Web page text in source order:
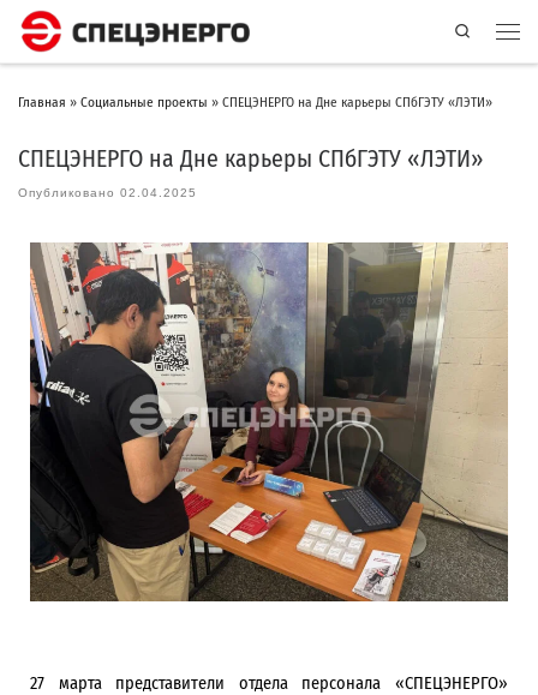
Search
Главная » Социальные проекты » СПЕЦЭНЕРГО на Дне карьеры СПбГЭТУ «ЛЭТИ»
СПЕЦЭНЕРГО на Дне карьеры СПбГЭТУ «ЛЭТИ»
Опубликовано 02.04.2025
27 марта представители отдела персонала «СПЕЦЭНЕРГО»